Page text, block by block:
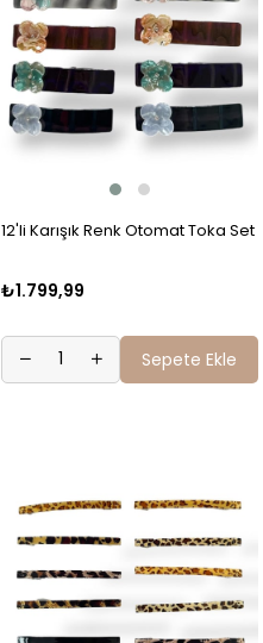
12'li Karışık Renk Otomat Toka Set
₺1.799,99
Sepete Ekle